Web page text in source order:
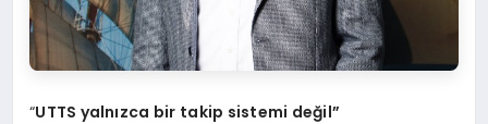
“UTTS yalnızca bir takip sistemi değil”